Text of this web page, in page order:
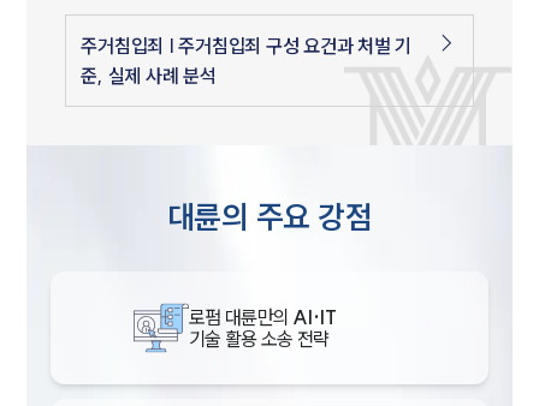
주거침입죄 | 주거침입죄 구성 요건과 처벌 기
준, 실제 사례 분석
대륜의 주요 강점
로펌 대륜만의 AI·IT
기술 활용 소송 전략